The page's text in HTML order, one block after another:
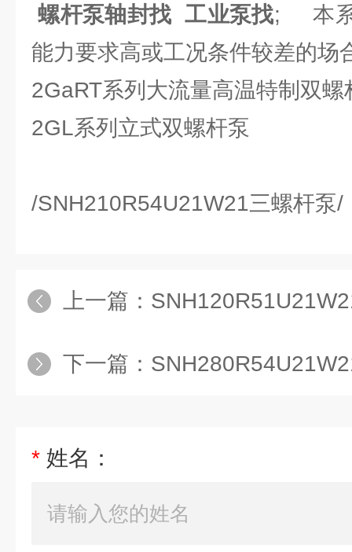
螺杆泵轴封找 工业泵找; 本系
能力要求高或工况条件较差的场
2GaRT系列大流量高温特制双螺
2GL系列立式双螺杆泵
/SNH210R54U21W21三螺杆泵/
上一篇： SNH120R51U21W21
下一篇：
* 姓名：